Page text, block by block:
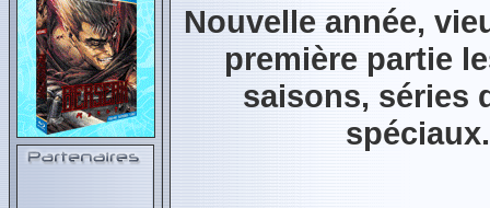
Nouvelle année,
première partie
saisons, séries